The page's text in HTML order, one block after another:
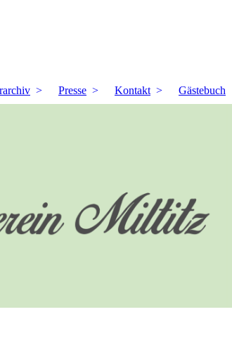
Presse Kontakt Gästebuch